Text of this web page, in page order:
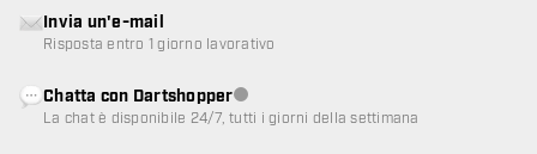
Invia un'e-mail
Risposta entro 1 giorno lavorativo
Chatta con DartshopperServizio clienti non disponibile
La chat è disponibile 24/7, tutti i giorni della settimana